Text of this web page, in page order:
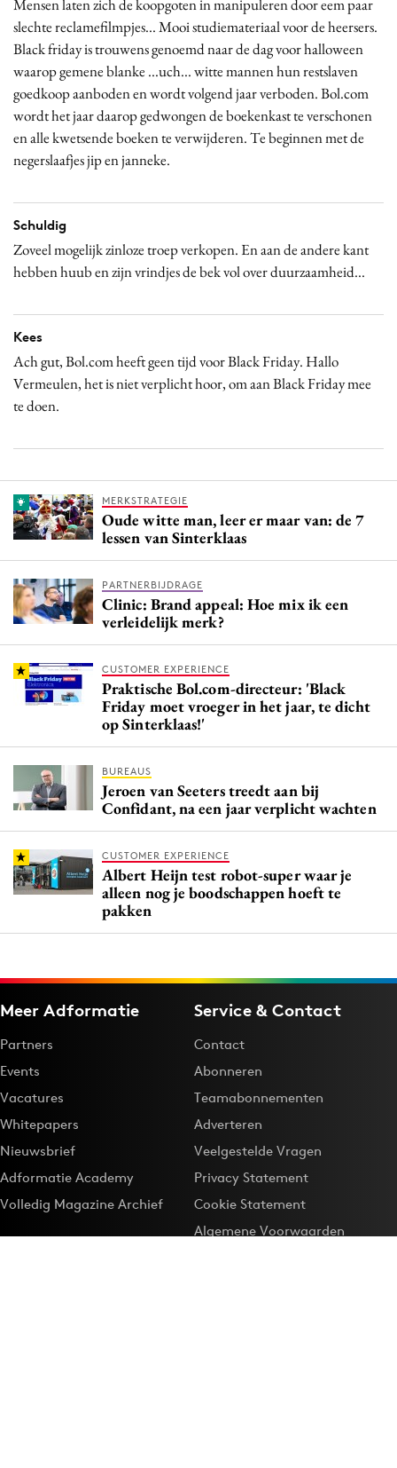
Mensen laten zich de koopgoten in manipuleren door eem paar
slechte reclamefilmpjes... Mooi studiemateriaal voor de heersers.
Black friday is trouwens genoemd naar de dag voor halloween
waarop gemene blanke ...uch... witte mannen hun restslaven
goedkoop aanboden en wordt volgend jaar verboden. Bol.com
wordt het jaar daarop gedwongen de boekenkast te verschonen
en alle kwetsende boeken te verwijderen. Te beginnen met de
negerslaafjes jip en janneke.
Schuldig
Zoveel mogelijk zinloze troep verkopen. En aan de andere kant
hebben huub en zijn vrindjes de bek vol over duurzaamheid...
Kees
Ach gut, Bol.com heeft geen tijd voor Black Friday. Hallo
Vermeulen, het is niet verplicht hoor, om aan Black Friday mee
te doen.
MERKSTRATEGIE
Oude witte man, leer er maar van: de 7
lessen van Sinterklaas
PARTNERBIJDRAGE
Clinic: Brand appeal: Hoe mix ik een
verleidelijk merk?
CUSTOMER EXPERIENCE
Praktische Bol.com-directeur: 'Black
Friday moet vroeger in het jaar, te dicht
op Sinterklaas!'
BUREAUS
Jeroen van Seeters treedt aan bij
Confidant, na een jaar verplicht wachten
CUSTOMER EXPERIENCE
Albert Heijn test robot-super waar je
alleen nog je boodschappen hoeft te
pakken
Meer Adformatie
Partners
Events
Vacatures
Whitepapers
Nieuwsbrief
Adformatie Academy
Volledig Magazine Archief
Service & Contact
Contact
Abonneren
Teamabonnementen
Adverteren
Veelgestelde Vragen
Privacy Statement
Cookie Statement
Algemene Voorwaarden